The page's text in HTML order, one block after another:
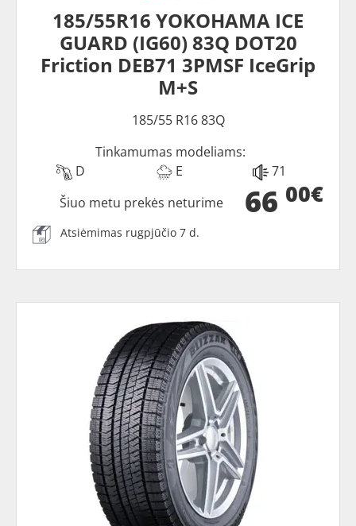
185/55R16 YOKOHAMA ICE
GUARD (IG60) 83Q DOT20
Friction DEB71 3PMSF IceGrip
M+S
185/55 R16 83Q
Tinkamumas modeliams:
D
E 71
66 00€
Šiuo metu prekės neturime
Atsiėmimas rugpjūčio 7 d.